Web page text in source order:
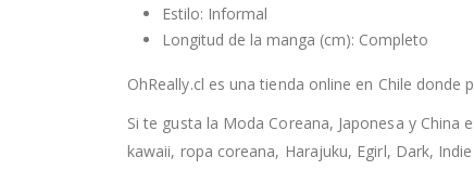
Estilo: Informal
Longitud de la manga (cm): Completo
OhReally.cl es una tienda online en Chile
Si te gusta la Moda Coreana, Japonesa y
kawaii, ropa coreana, Harajuku, Egirl, Dark,